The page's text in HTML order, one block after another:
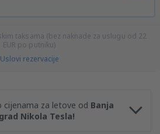
taksama (bez naknade za uslugu od 22
EUR po putniku)
Uslovi rezervacije
cijenama za letove od Banja
Nikola Tesla!